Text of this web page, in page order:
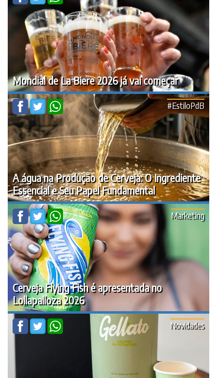
Mondial de La Biere 2026 já vai começar
A água na Produção de Cerveja: O Ingrediente
Essencial e Seu Papel Fundamental
#EstiloPdB
Cerveja Flying Fish é apresentada no
Lollapalloza 2026
Marketing
Novidades